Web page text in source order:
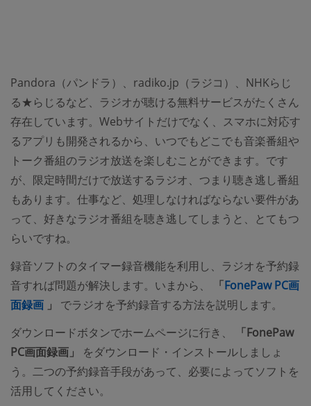
Pandora（パンドラ）、radiko.jp（ラジコ）、NHKらじ
る★らじるなど、ラジオが聴ける無料サービスがたくさん
存在しています。Webサイトだけでなく、スマホに対応す
るアプリも開発されるから、いつでもどこでも音楽番組や
トーク番組のラジオ放送を楽しむことができます。です
が、限定時間だけで放送するラジオ、つまり聴き逃し番組
もあります。仕事など、処理しなければならない要件があ
って、好きなラジオ番組を聴き逃してしまうと、とてもつ
らいですね。
録音ソフトのタイマー録音機能を利用し、ラジオを予約録
音すれば問題が解決します。いまから、
「FonePaw PC画
面録画 (opens new window)
」
でラジオを予約録音する方法を説明します。
ダウンロードボタンでホームページに行き、
「FonePaw
PC画面録画」
をダウンロード・インストールしましょ
う。二つの予約録音手段があって、必要によってソフトを
活用してください。